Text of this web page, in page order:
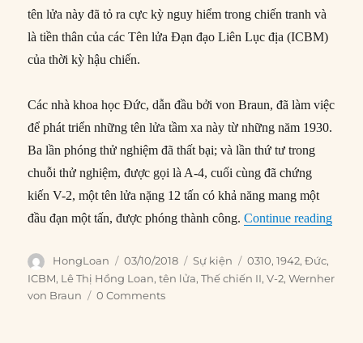
tên lửa này đã tỏ ra cực kỳ nguy hiểm trong chiến tranh và
là tiền thân của các Tên lửa Đạn đạo Liên Lục địa (ICBM)
của thời kỳ hậu chiến.
Các nhà khoa học Đức, dẫn đầu bởi von Braun, đã làm việc
để phát triển những tên lửa tầm xa này từ những năm 1930.
Ba lần phóng thử nghiệm đã thất bại; và lần thứ tư trong
chuỗi thử nghiệm, được gọi là A-4, cuối cùng đã chứng
kiến V-2, một tên lửa nặng 12 tấn có khả năng mang một
đầu đạn một tấn, được phóng thành công.Continue reading“03/
Author
HongLoan
Posted
on
03/10/2018 Categories
Sự kiện Tags
0310,1942,Đức,
ICBM, Lê Thị Hồng Loan,tên lửa,Thế chiến II,V-2,Wernher
von Braun
0 Comments